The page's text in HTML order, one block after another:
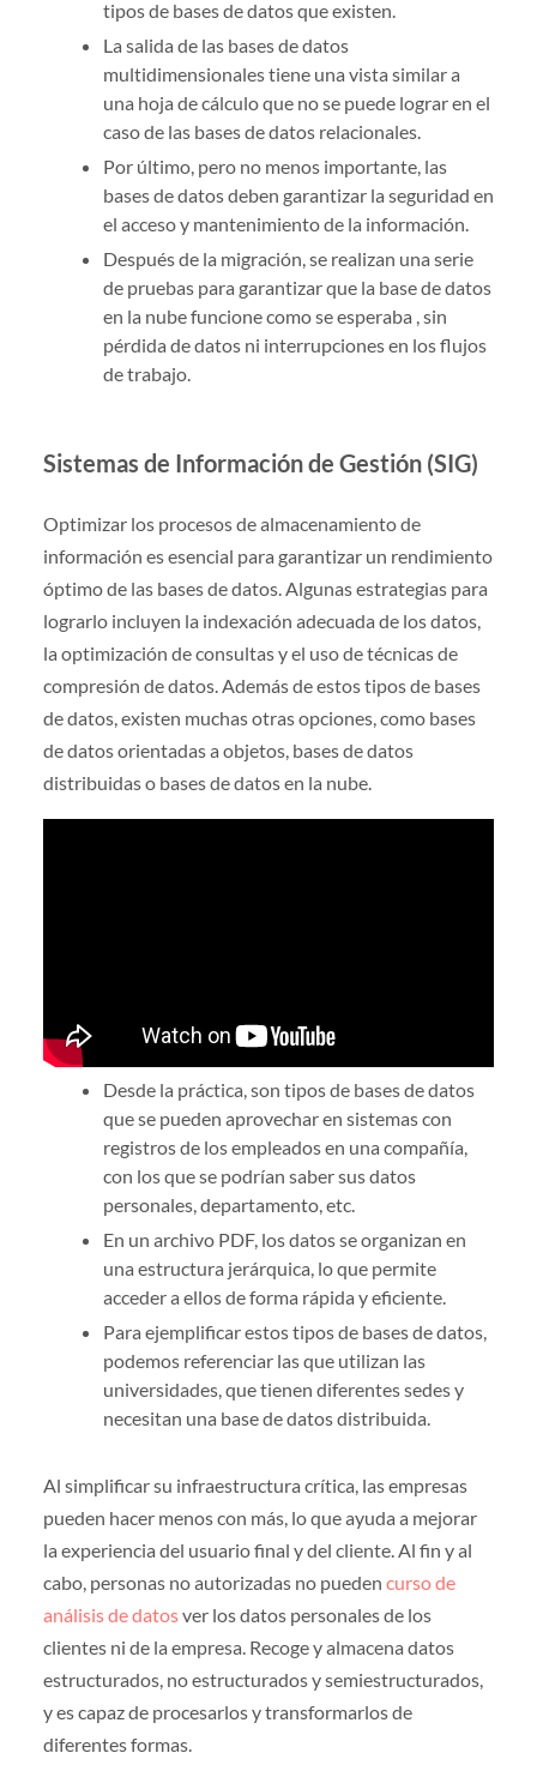
tipos de bases de datos que existen.
La salida de las bases de datos
multidimensionales tiene una vista similar a
una hoja de cálculo que no se puede lograr en el
caso de las bases de datos relacionales.
Por último, pero no menos importante, las
bases de datos deben garantizar la seguridad en
el acceso y mantenimiento de la información.
Después de la migración, se realizan una serie
de pruebas para garantizar que la base de datos
en la nube funcione como se esperaba , sin
pérdida de datos ni interrupciones en los flujos
de trabajo.
Sistemas de Información de Gestión (SIG)
Optimizar los procesos de almacenamiento de
información es esencial para garantizar un rendimiento
óptimo de las bases de datos. Algunas estrategias para
lograrlo incluyen la indexación adecuada de los datos,
la optimización de consultas y el uso de técnicas de
compresión de datos. Además de estos tipos de bases
de datos, existen muchas otras opciones, como bases
de datos orientadas a objetos, bases de datos
distribuidas o bases de datos en la nube.
Desde la práctica, son tipos de bases de datos
que se pueden aprovechar en sistemas con
registros de los empleados en una compañía,
con los que se podrían saber sus datos
personales, departamento, etc.
En un archivo PDF, los datos se organizan en
una estructura jerárquica, lo que permite
acceder a ellos de forma rápida y eficiente.
Para ejemplificar estos tipos de bases de datos,
podemos referenciar las que utilizan las
universidades, que tienen diferentes sedes y
necesitan una base de datos distribuida.
Al simplificar su infraestructura crítica, las empresas
pueden hacer menos con más, lo que ayuda a mejorar
la experiencia del usuario final y del cliente. Al fin y al
cabo, personas no autorizadas no pueden curso de
análisis de datosver los datos personales de los
clientes ni de la empresa. Recoge y almacena datos
estructurados, no estructurados y semiestructurados,
y es capaz de procesarlos y transformarlos de
diferentes formas.